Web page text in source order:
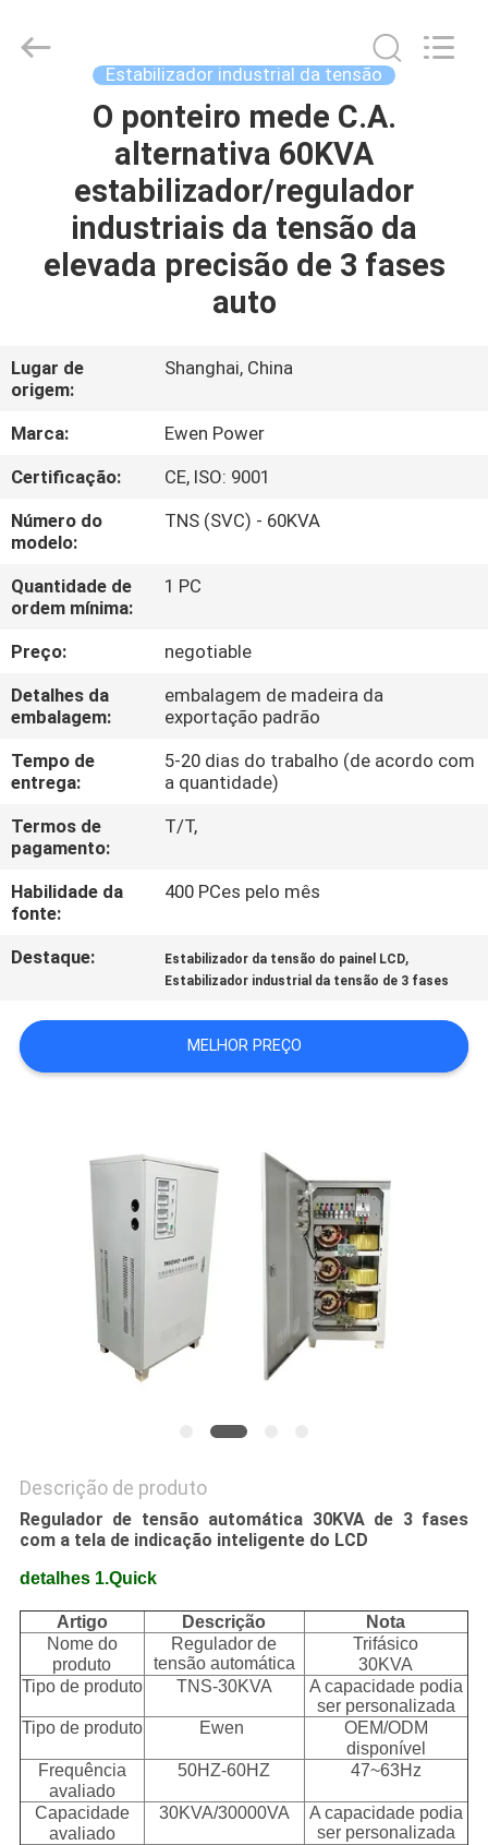
PRODUTOS
SOBRE
NÓS
VISITA
À
FÁBRICA
CONTROLE
DE
QUALIDADE
CONTACTE-
NOS
NOTÍCIAS
UM
MAPA
POLÍTICA
PRIVACIDADE
Estabilizador industrial da tensão
O ponteiro mede C.A.
alternativa 60KVA
estabilizador/regulador
industriais da tensão da
elevada precisão de 3 fases
auto
Lugar de
origem:
Shanghai, China
Marca:
Ewen Power
Certificação:
CE, ISO: 9001
Número do
modelo:
TNS (SVC) - 60KVA
Quantidade de
ordem mínima:
1 PC
Preço:
negotiable
Detalhes da
embalagem:
embalagem de madeira da
exportação padrão
Tempo de
entrega:
5-20 dias do trabalho (de acordo com
a quantidade)
Termos de
pagamento:
T/T,
Habilidade da
fonte:
400 PCes pelo mês
Destaque: Estabilizador da tensão do painel LCD,
Estabilizador industrial da tensão de 3 fases
MELHOR PREÇO
Descrição de produto
Regulador de tensão automática 30KVA de 3 fases
com a tela de indicação inteligente do LCD
detalhes 1.Quick
Artigo Descrição
Nota
Nome do
produto
Regulador de
tensão automática
Trifásico
30KVA
Tipo de produto
TNS-30KVA
A capacidade podia
ser personalizada
Tipo de produto
Ewen
OEM/ODM
disponível
Frequência
avaliado
50HZ-60HZ 47~63Hz
Capacidade
avaliado
30KVA/30000VA
A capacidade podia
ser personalizada